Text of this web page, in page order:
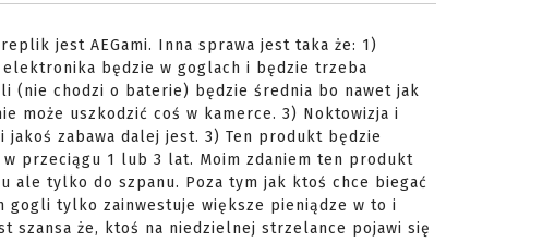
jest AEGami. Inna sprawa jest taka że: 1)
będzie w goglach i będzie trzeba
(nie chodzi o baterie) będzie średnia bo nawet jak
może uszkodzić coś w kamerce. 3) Noktowizja i
zabawa dalej jest. 3) Ten produkt będzie
przeciągu 1 lub 3 lat. Moim zdaniem ten produkt
ale tylko do szpanu. Poza tym jak ktoś chce biegać
tylko zainwestuje większe pieniądze w to i
szansa że, ktoś na niedzielnej strzelance pojawi się